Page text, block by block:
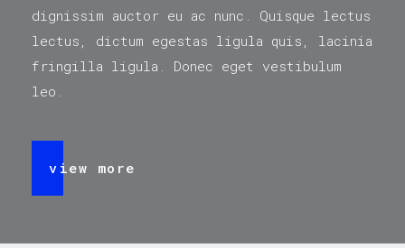
dignissim auctor eu ac nunc. Quisque lectus
lectus, dictum egestas ligula quis, lacinia
fringilla ligula. Donec eget vestibulum
leo.
view more